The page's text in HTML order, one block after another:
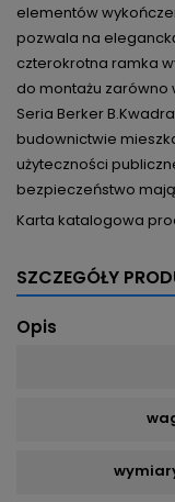
elementów
pozwala na
czterokrotna ramka
do montażu zarówno
Seria Berker
budownictwie
użyteczności
bezpieczeństwo
Karta katalogowa
SZCZEGÓŁY
Opis